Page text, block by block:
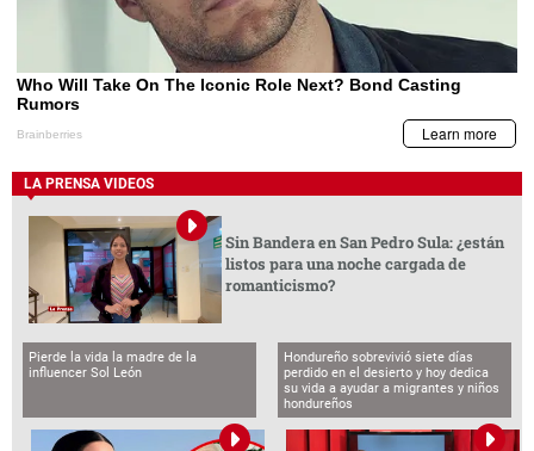
LA PRENSA VIDEOS
Sin Bandera en San Pedro Sula: ¿están
listos para una noche cargada de
romanticismo?
Pierde la vida la madre de la
influencer Sol León
Hondureño sobrevivió siete días
perdido en el desierto y hoy dedica
su vida a ayudar a migrantes y niños
hondureños